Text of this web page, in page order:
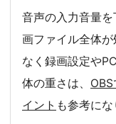
音声の入力音量
画ファイル全体
なく録画設定や
体の重さは、
イント も参考にな